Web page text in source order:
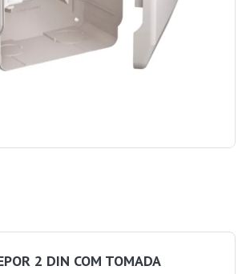
2 DIN COM TOMADA